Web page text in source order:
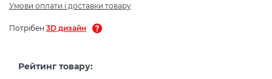
Умови оплати і доставки товару
Потрібен 3D дизайн
Рейтинг товару: